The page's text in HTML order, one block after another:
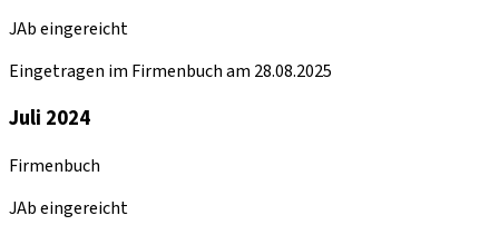
JAb eingereicht
Eingetragen im Firmenbuch am 28.08.2025
Juli 2024
Firmenbuch
JAb eingereicht